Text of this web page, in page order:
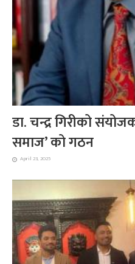
डा. चन्द्र गिरीको
समाज’ को गठन
April 23, 2025